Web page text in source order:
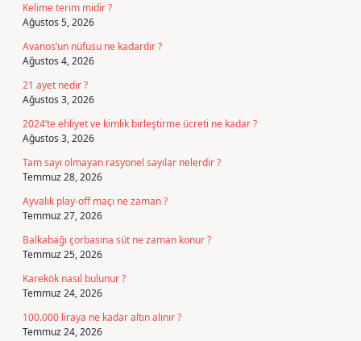
Kelime terim midir ?
Ağustos 5, 2026
Avanos’un nüfusu ne kadardır ?
Ağustos 4, 2026
21 ayet nedir ?
Ağustos 3, 2026
2024’te ehliyet ve kimlik birleştirme ücreti ne kadar ?
Ağustos 3, 2026
Tam sayı olmayan rasyonel sayılar nelerdir ?
Temmuz 28, 2026
Ayvalık play-off maçı ne zaman ?
Temmuz 27, 2026
Balkabağı çorbasına süt ne zaman konur ?
Temmuz 25, 2026
Karekök nasıl bulunur ?
Temmuz 24, 2026
100.000 liraya ne kadar altın alınır ?
Temmuz 24, 2026